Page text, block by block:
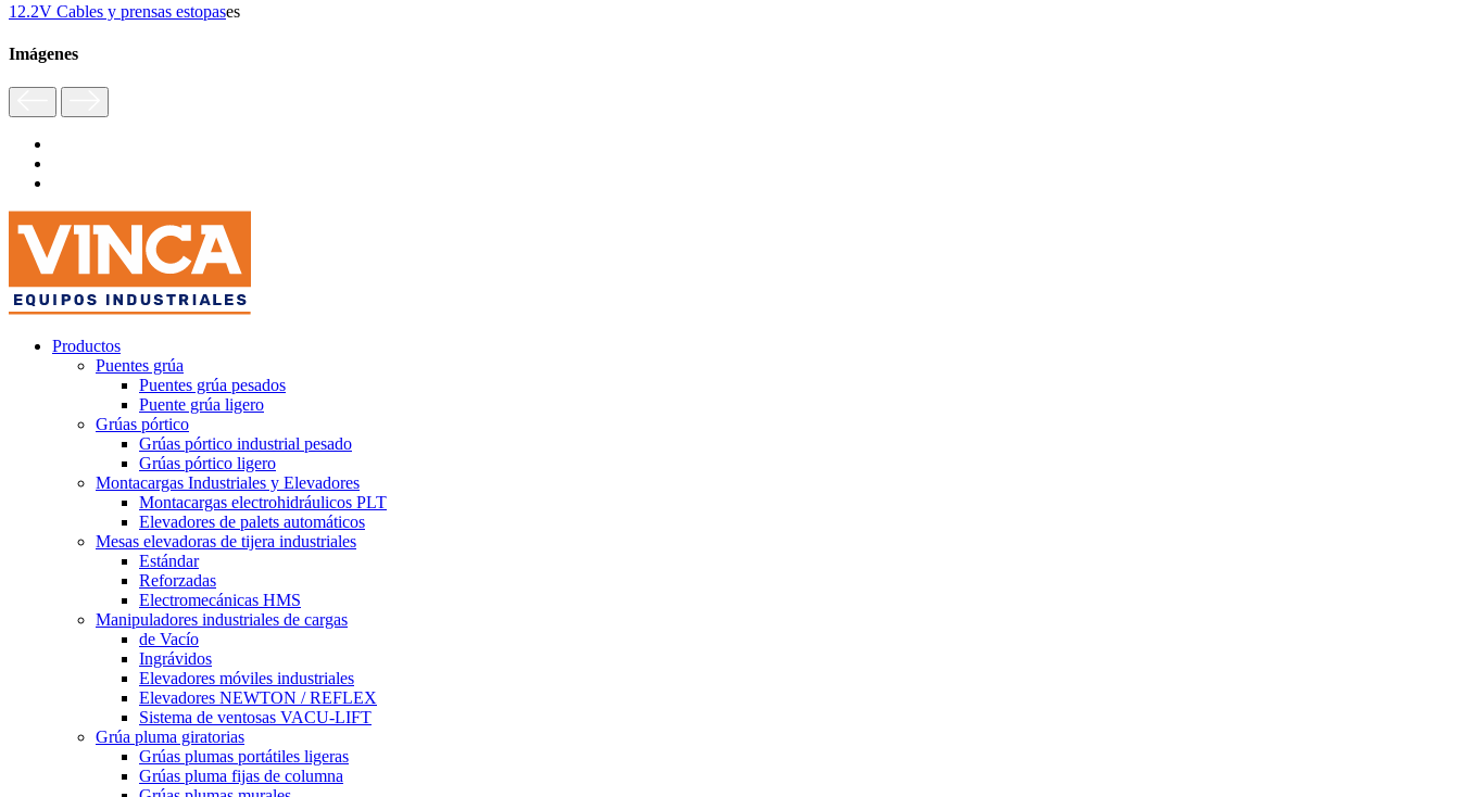
12.2V Cables y prensas estopases
Imágenes
Productos
Puentes grúa
Puentes grúa pesados
Puente grúa ligero
Grúas pórtico
Grúas pórtico industrial pesado
Grúas pórtico ligero
Montacargas Industriales y Elevadores
Montacargas electrohidráulicos PLT
Elevadores de palets automáticos
Mesas elevadoras de tijera industriales
Estándar
Reforzadas
Electromecánicas HMS
Manipuladores industriales de cargas
de Vacío
Ingrávidos
Elevadores móviles industriales
Elevadores NEWTON / REFLEX
Sistema de ventosas VACU-LIFT
Grúa pluma giratorias
Grúas plumas portátiles ligeras
Grúas pluma fijas de columna